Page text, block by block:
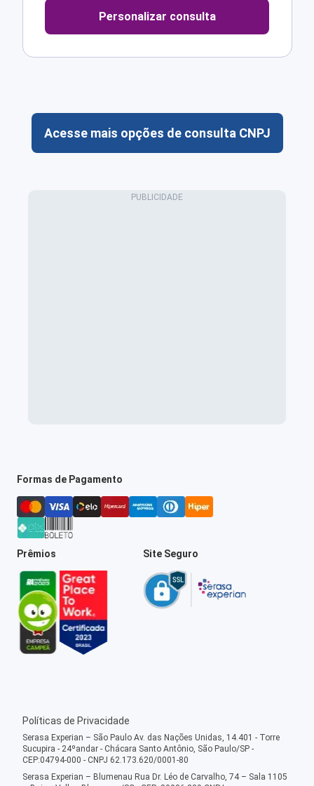
Personalizar consulta
Acesse mais opções de consulta CNPJ
Formas de Pagamento
Prêmios Site Seguro
Políticas de Privacidade
Serasa Experian – São Paulo Av. das Nações Unidas, 14.401 - Torre
Sucupira - 24ºandar - Chácara Santo Antônio, São Paulo/SP -
CEP:04794-000 - CNPJ 62.173.620/0001-80
Serasa Experian – Blumenau Rua Dr. Léo de Carvalho, 74 – Sala 1105